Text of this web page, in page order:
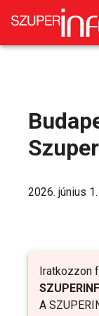
Iratkozzon
A
2026. június 1.